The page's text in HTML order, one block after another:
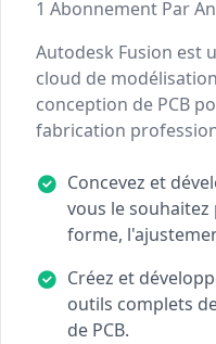
1 Abonnement Par An
Autodesk Fusion est
cloud de modélisation
conception de PCB
fabrication
Concevez et
vous le
forme,
Créez et
outils complets
de PCB.